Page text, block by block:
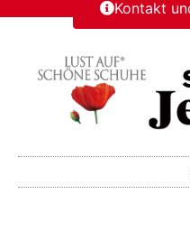
Kontakt